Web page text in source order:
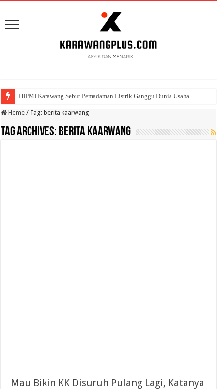
HIPMI Karawang Sebut Pemadaman Listrik Ganggu Dunia Usaha
Home / Tag: berita kaarwang
Tag Archives: berita kaarwang
Mau Bikin KK Disuruh Pulang Lagi, Katanya